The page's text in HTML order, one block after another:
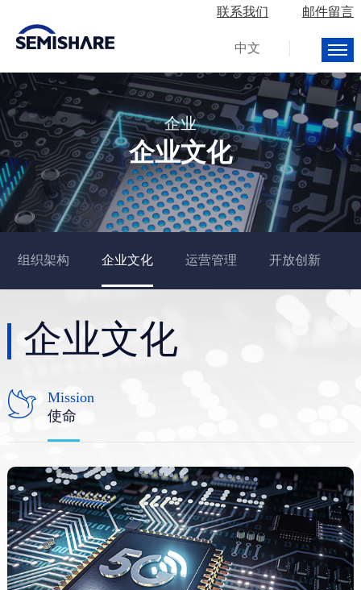
中文
联系我们 邮件留言
企业
企业文化
组织架构 企业文化 运营管理 开放创新
企业文化
Mission
使命